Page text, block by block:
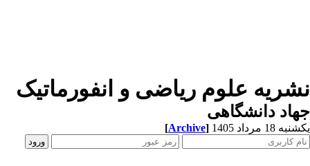
علوم ریاضی و انفورماتیک
دانشگاهی
18 مرداد 1405 [Archive]